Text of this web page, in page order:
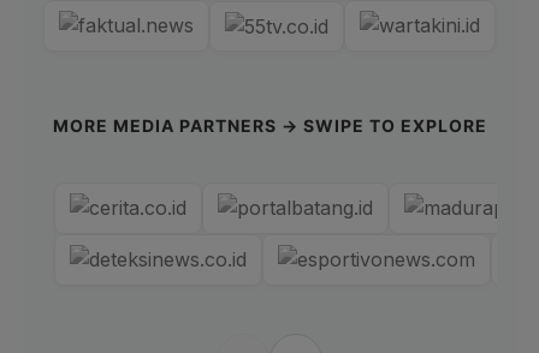
MORE MEDIA PARTNERS → SWIPE TO EXPLORE